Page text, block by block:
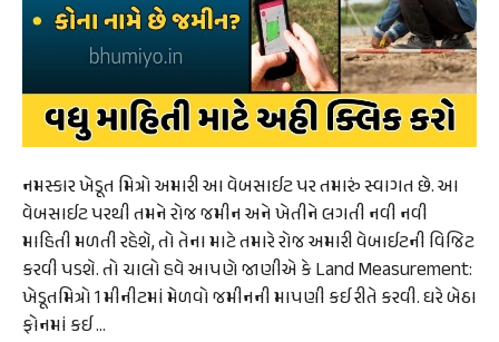
નમસ્કાર ખેડૂત મિત્રો અમારી આ વેબસાઈટ પર તમારું સ્વાગત છે. આ
વેબસાઈટ પરથી તમને રોજ જમીન અને ખેતીને લગતી નવી નવી
માહિતી મળતી રહેશે, તો તેના માટે તમારે રોજ અમારી વેબાઈટની વિજિટ
કરવી પડશે. તો ચાલો હવે આપણે જાણીએ કે Land Measurement:
ખેડૂતમિત્રો 1 મીનીટમાં મેળવો જમીનની માપણી કઈ રીતે કરવી. ઘરે બેઠા
ફોનમાં કઈ …